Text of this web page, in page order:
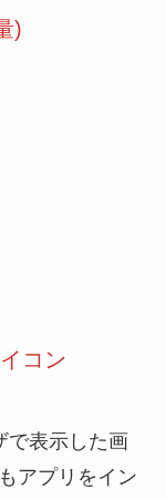
)
コン
で表示した画
アプリをイン